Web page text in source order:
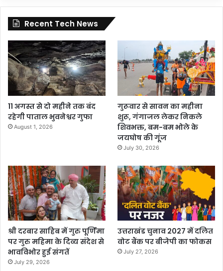
Recent Tech News
11 अगस्त से दो महीने तक बंद
रहेगी पाताल भुवनेश्वर गुफा
August 1, 2026
गुरूवार से सावन का महीना
शुरू, गंगाजल लेकर निकले
शिवभक्त, बम-बम भोले के
जयघोष की गूंज
July 30, 2026
श्री दरबार साहिब में गुरु पूर्णिमा
पर गुरु महिमा के दिव्य संदेश से
भावविभोर हुई संगतें
July 29, 2026
उत्तराखंड चुनाव 2027 में दलित
वोट बैंक पर बीजेपी का फोकस
July 27, 2026